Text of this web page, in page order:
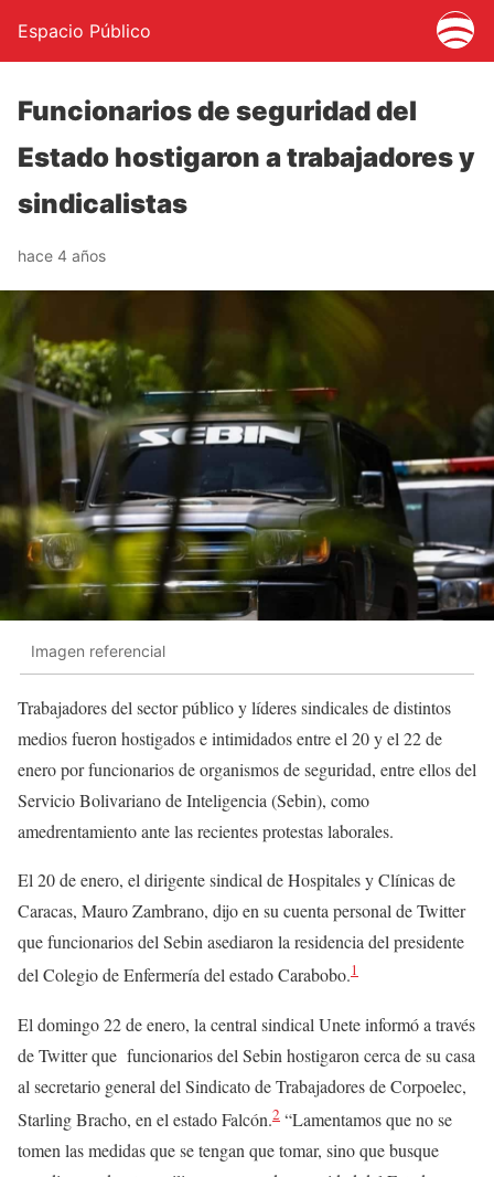
Espacio Público
Funcionarios de seguridad del
Estado hostigaron a trabajadores y
sindicalistas
hace 4 años
Imagen referencial
Trabajadores del sector público y líderes sindicales de distintos
medios fueron hostigados e intimidados entre el 20 y el 22 de
enero por funcionarios de organismos de seguridad, entre ellos del
Servicio Bolivariano de Inteligencia (Sebin), como
amedrentamiento ante las recientes protestas laborales.
El 20 de enero, el dirigente sindical de Hospitales y Clínicas de
Caracas, Mauro Zambrano, dijo en su cuenta personal de Twitter
que funcionarios del Sebin asediaron la residencia del presidente
del Colegio de Enfermería del estado Carabobo.1
El domingo 22 de enero, la central sindical Unete informó a través
de Twitter que funcionarios del Sebin hostigaron cerca de su casa
al secretario general del Sindicato de Trabajadores de Corpoelec,
Starling Bracho, en el estado Falcón.2 “Lamentamos que no se
tomen las medidas que se tengan que tomar, sino que busque